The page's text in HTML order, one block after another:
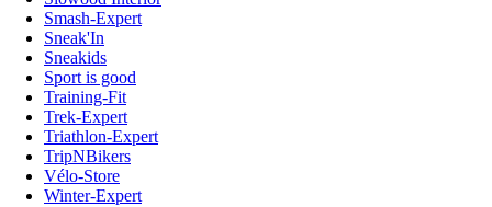
Smash-Expert
Sneak'In
Sneakids
Sport is good
Training-Fit
Trek-Expert
Triathlon-Expert
TripNBikers
Vélo-Store
Winter-Expert